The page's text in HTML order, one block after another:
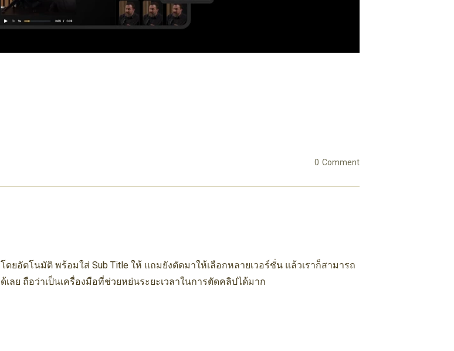
0 Comment
ยอัตโนมัติ พร้อมใส่ Sub Title ให้ แถมยังตัดมาให้เลือกหลายเวอร์ชั่น แล้วเราก็สามารถ
ย ถือว่าเป็นเครื่องมือที่ช่วยหย่นระยะเวลาในการตัดคลิปได้มาก